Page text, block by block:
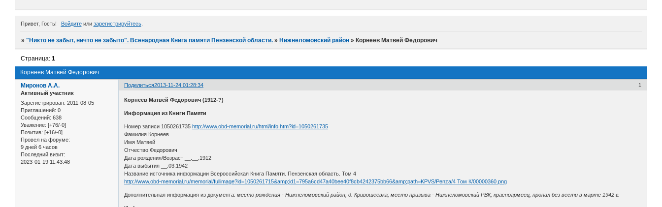
Привет, Гость! Войдитеили зарегистрируйтесь.
»"Никто не забыт, ничто не забыто". Всенародная Книга памяти Пензенской области. » Нижнеломовский район » Корнеев Матвей Федорович
Корнеев Матвей Федорович
Страница:1
Поделиться 1
2013-11-24 01:28:34
Миронов А.А.
Активный участник
Зарегистрирован: 2011-08-05
Приглашений: 0
Сообщений: 638
Уважение: [+76/-0]
Позитив: [+16/-0]
Провел на форуме:
9 дней 6 часов
Последний визит:
2023-01-19 11:43:48
Корнеев Матвей Федорович (1912-?)
Информация из Книги Памяти
Номер записи 1050261735http://www.obd-memorial.ru/html/info.htm?id=1050261735
Фамилия Корнеев
Имя Матвей
Отчество Федорович
Дата рождения/Возраст __.__.1912
Дата выбытия __.03.1942
Название источника информации Всероссийская Книга Памяти. Пензенская область. Том 4
http://www.obd-memorial.ru/memorial/fullimage?id=1050261715&amp;id1=795a6cd47a40bee40f8cb4242375bb66&amp;path=KPVS/Penza/4 Том К/00000360.png
Дополнительная информация из документа:место рождения - Нижнеломовский район, д. Кривошеевка; место призыва - Нижнеломовский РВК; красноармеец, пропал без вести в марте 1942 г.